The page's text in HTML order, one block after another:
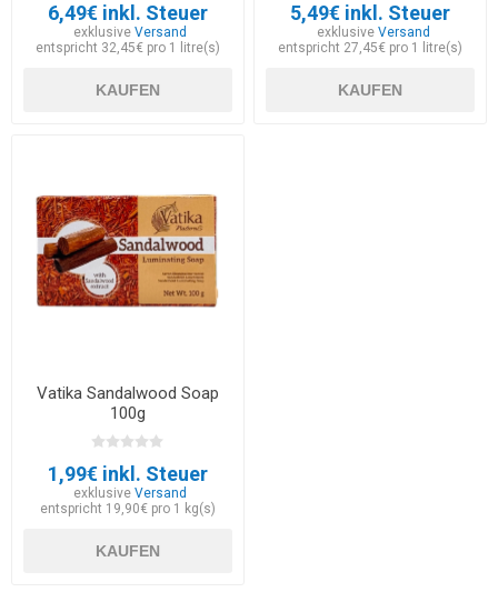
6,49€ inkl. Steuer
exklusiveVersand
entspricht 32,45€ pro 1 litre(s)
KAUFEN
5,49€ inkl. Steuer
exklusive Versand
entspricht 27,45€ pro 1 litre(s)
KAUFEN
Vatika Sandalwood Soap
100g
1,99€ inkl. Steuer
exklusiveVersand
entspricht 19,90€ pro 1 kg(s)
KAUFEN